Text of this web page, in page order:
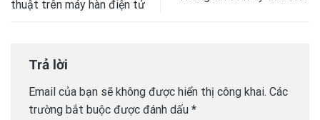
thuật trên máy hàn điện tử
Trả lời
Email của bạn sẽ không được hiển thị công khai. Các
trường bắt buộc được đánh dấu *